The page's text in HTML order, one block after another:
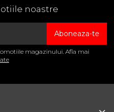
potrivită, vă rugăm să
(în zona cea
(cm)
noastre
magazinului. Afla mai